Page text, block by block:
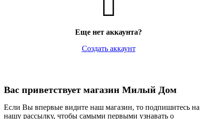
Еще нет аккаунта?
Создать аккаунт
Вас приветствует магазин Милый Дом
Если Вы впервые видите наш магазин, то подпишитесь на
нашу рассылку, чтобы самыми первыми узнавать о